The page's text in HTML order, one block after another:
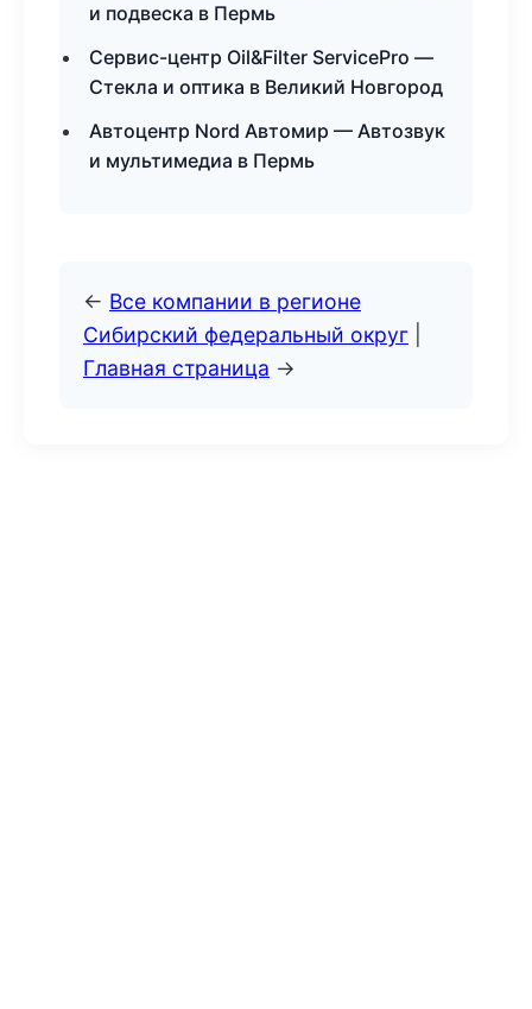
и подвеска в Пермь
Сервис-центр Oil&Filter ServicePro —
Стекла и оптика в Великий Новгород
Автоцентр Nord Автомир — Автозвук
и мультимедиа в Пермь
← Все компании в регионе
Сибирский федеральный округ
Главная страница →